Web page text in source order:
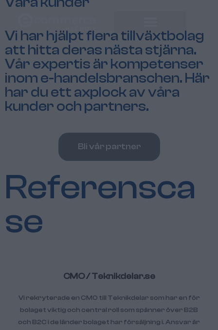
Vi har hjälpt flera tillväxtbolag
att hitta deras nästa stjärna.
Vår expertis är kompetenser
inom e-handelsbranschen. Här
har du ett axplock av våra
kunder och partners.
Bli vår partner
Referensca
se
CMO / Teknikdelar.se
Vi rekryterade en CMO till Teknikdelar som har en för
bolaget viktig och central roll som spänner över B2B
och B2C i de länder bolaget har försäljning i. Ansvar är